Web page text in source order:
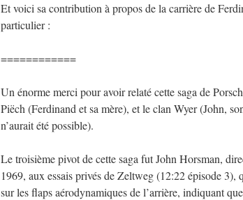
Et voici sa contribution à propos de la carrière de
particulier :
============
Un énorme merci pour avoir relaté cette saga de
Piëch (Ferdinand et sa mère), et le clan Wyer (John,
n’aurait été possible).
Le troisième pivot de cette saga fut John Horsman,
1969, aux essais privés de Zeltweg (12:22 épisode 3),
sur les flaps aérodynamiques de l’arrière, indiquant